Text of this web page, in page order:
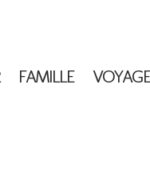
FAMILLE